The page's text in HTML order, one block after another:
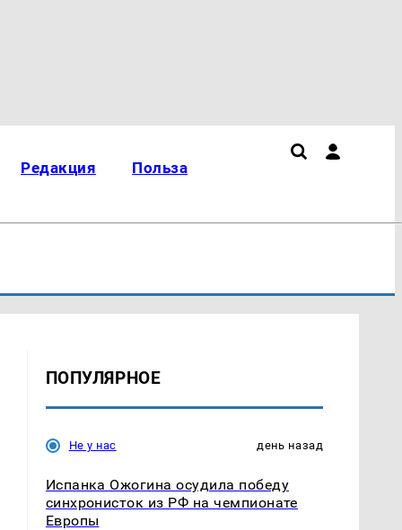
Редакция Польза
ПОПУЛЯРНОЕ
Не у нас день назад
Испанка Ожогина осудила победу
синхронисток из РФ на чемпионате
Европы